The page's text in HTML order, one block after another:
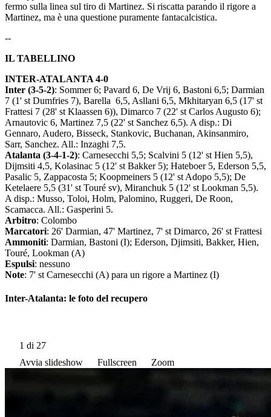
fermo sulla linea sul tiro di Martinez. Si riscatta parando il rigore a
Martinez, ma è una questione puramente fantacalcistica.
--
IL TABELLINO
INTER-ATALANTA 4-0
Inter (3-5-2): Sommer 6; Pavard 6, De Vrij 6, Bastoni 6,5; Darmian
7 (1' st Dumfries 7), Barella 6,5, Asllani 6,5, Mkhitaryan 6,5 (17' st
Frattesi 7 (28' st Klaassen 6)), Dimarco 7 (22' st Carlos Augusto 6);
Arnautovic 6, Martinez 7,5 (22' st Sanchez 6,5). A disp.: Di
Gennaro, Audero, Bisseck, Stankovic, Buchanan, Akinsanmiro,
Sarr, Sanchez. All.: Inzaghi 7,5.
Atalanta (3-4-1-2): Carnesecchi 5,5; Scalvini 5 (12' st Hien 5,5),
Dijmsiti 4,5, Kolasinac 5 (12' st Bakker 5); Hateboer 5, Ederson 5,5,
Pasalic 5, Zappacosta 5; Koopmeiners 5 (12' st Adopo 5,5); De
Ketelaere 5,5 (31' st Touré sv), Miranchuk 5 (12' st Lookman 5,5).
A disp.: Musso, Toloi, Holm, Palomino, Ruggeri, De Roon,
Scamacca. All.: Gasperini 5.
Arbitro: Colombo
Marcatori: 26' Darmian, 47' Martinez, 7' st Dimarco, 26' st Frattesi
Ammoniti: Darmian, Bastoni (I); Ederson, Djimsiti, Bakker, Hien,
Touré, Lookman (A)
Espulsi: nessuno
Note: 7' st Carnesecchi (A) para un rigore a Martinez (I)
Inter-Atalanta: le foto del recupero
1 di 27
Avvia slideshow
Fullscreen Zoom